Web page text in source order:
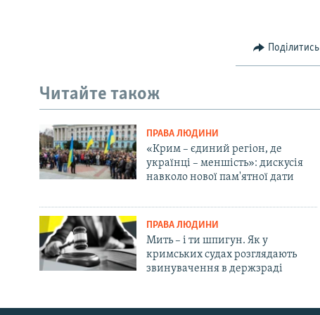
Русский
Поділитись
Читайте також
ПРАВА ЛЮДИНИ
«Крим – єдиний регіон, де
українці – меншість»: дискусія
навколо нової пам'ятної дати
ПРАВА ЛЮДИНИ
Мить – і ти шпигун. Як у
кримських судах розглядають
звинувачення в держзраді